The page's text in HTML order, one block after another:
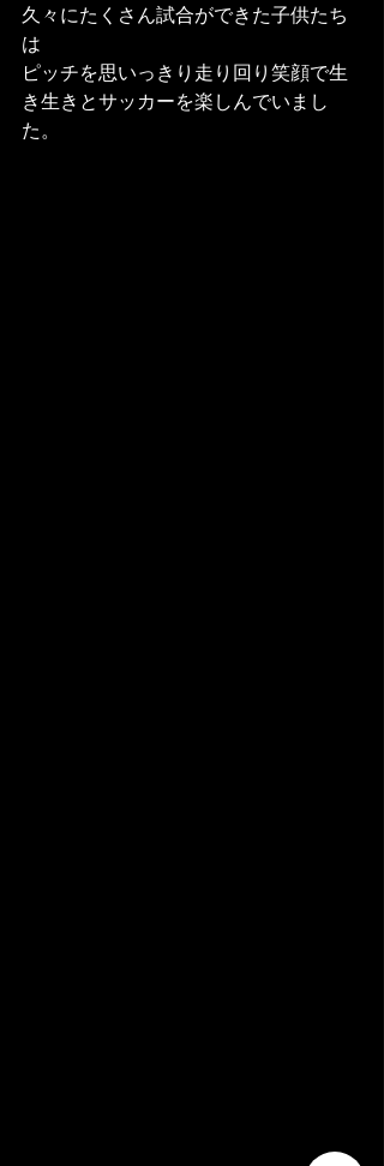
久々にたくさん試合ができた子供たち
は
ピッチを思いっきり走り回り笑顔で生
き生きとサッカーを楽しんでいまし
た。